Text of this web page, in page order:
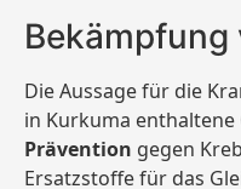
Bekämpfung
Die Aussage für die
in Kurkuma enthaltene
Prävention gegen
Ersatzstoffe für das